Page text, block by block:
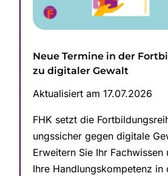
Neue Termine in der
zu digitaler Gewalt
Aktualisiert am 17.07.2026
FHK setzt die
ungssicher gegen digitale
Erweitern Sie Ihr Fachwissen
Ihre Handl­ungskom­petenz in